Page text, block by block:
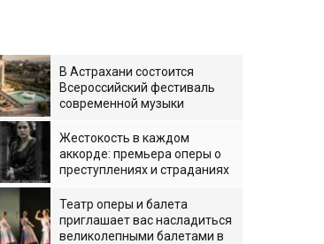
В Астрахани состоится
Всероссийский фестиваль
современной музыки
Жестокость в каждом
аккорде: премьера оперы о
преступлениях и страданиях
Театр оперы и балета
приглашает вас насладиться
великолепными балетами в